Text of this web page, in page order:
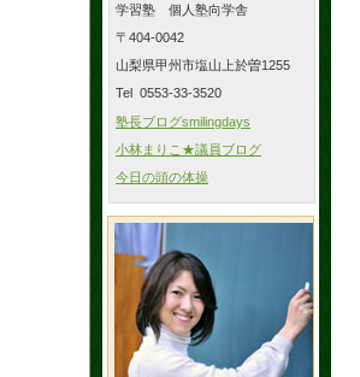
学習塾 個人塾向学舎
〒404-0042
山梨県甲州市塩山上於曽1255
Tel 0553-33-3520
塾長ブログsmilingdays
小林まりこ★議員ブログ
今日の頭の体操